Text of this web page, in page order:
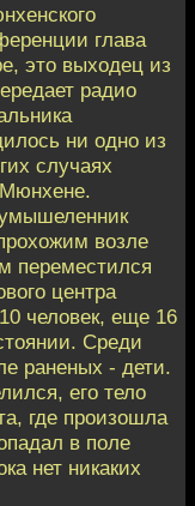
глава
это выходец из
радио
ни одно из
случаях
возле
переместился
центра
человек, еще 16
Среди
раненых - дети.
его тело
где произошла
в поле
нет никаких